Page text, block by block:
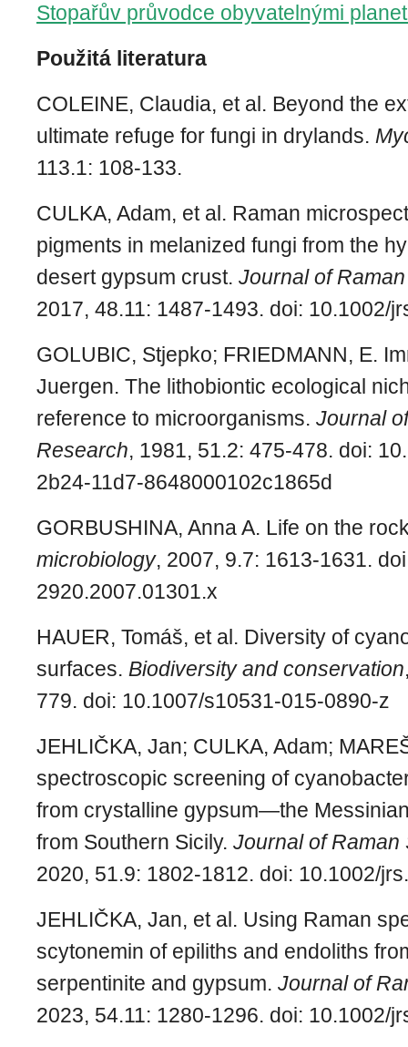
Stopařův průvodce obyvatelnými
Použitá literatura
COLEINE, Claudia, et al. Beyond the
ultimate refuge for fungi in drylands.
113.1: 108-133.
CULKA, Adam, et al. Raman
pigments in melanized fungi from the
desert gypsum crust. Journal of
2017, 48.11: 1487-1493. doi: 10.1002/
GOLUBIC, Stjepko; FRIEDMANN, E.
Juergen. The lithobiontic ecological
reference to microorganisms. Journal
Research, 1981, 51.2: 475-478. doi:
2b24-11d7-8648000102c1865d
GORBUSHINA, Anna A. Life on the
microbiology, 2007, 9.7: 1613-1631.
2920.2007.01301.x
HAUER, Tomáš, et al. Diversity of
surfaces. Biodiversity and conservation
779. doi: 10.1007/s10531-015-0890-z
JEHLIČKA, Jan; CULKA, Adam;
spectroscopic screening of
from crystalline gypsum—the
from Southern Sicily. Journal of Raman
2020, 51.9: 1802-1812. doi: 10.1002/
JEHLIČKA, Jan, et al. Using Raman
scytonemin of epiliths and endoliths
serpentinite and gypsum. Journal of
2023, 54.11: 1280-1296. doi: 10.1002/